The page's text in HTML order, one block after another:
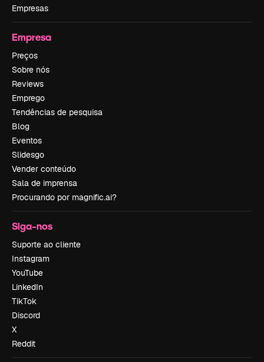
Empresas
Empresa
Preços
Sobre nós
Reviews
Emprego
Tendências de pesquisa
Blog
Eventos
Slidesgo
Vender conteúdo
Sala de imprensa
Procurando por magnific.ai?
Siga-nos
Suporte ao cliente
Instagram
YouTube
LinkedIn
TikTok
Discord
X
Reddit